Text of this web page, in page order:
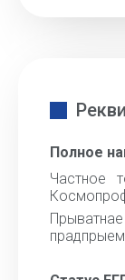
Полное
Частное